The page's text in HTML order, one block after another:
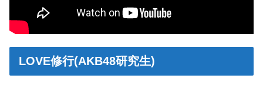
LOVE修行(AKB48研究生)